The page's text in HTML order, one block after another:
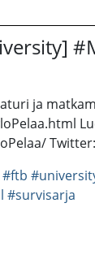
ja
#ftb
#survisarja